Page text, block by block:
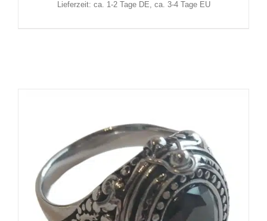
Lieferzeit: ca. 1-2 Tage DE, ca. 3-4 Tage EU